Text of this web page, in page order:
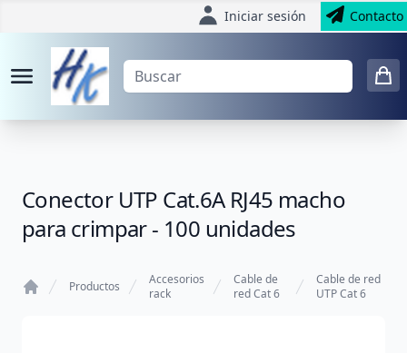
Iniciar sesión Contacto
Conector UTP Cat.6A RJ45 macho
para crimpar - 100 unidades
Productos
Accesorios
rack
Cable de
red Cat 6
Cable de red
UTP Cat 6